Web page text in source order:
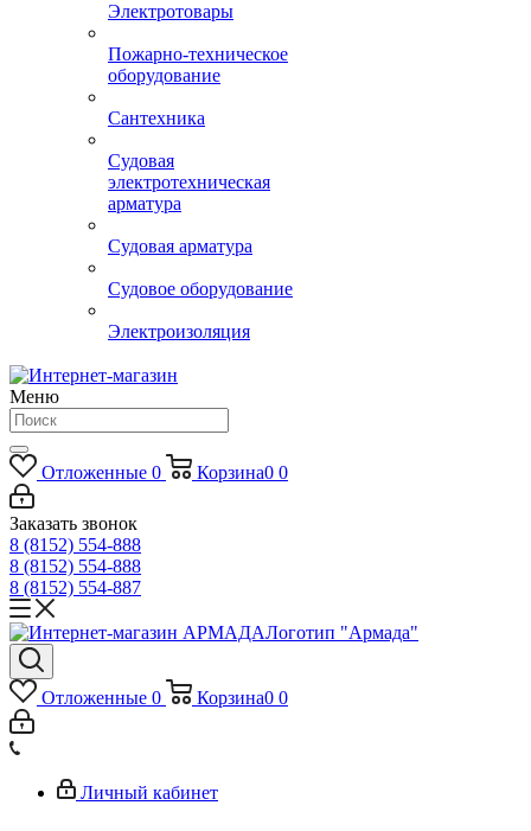
Электротовары
Пожарно-техническое
оборудование
Сантехника
Судовая
электротехническая
арматура
Судовая арматура
Судовое оборудование
Электроизоляция
Меню
Отложенные 0 Корзина0 0
Заказать звонок
8 (8152) 554-888
8 (8152) 554-888
8 (8152) 554-887
Логотип "Армада"
Отложенные 0 Корзина0 0
Личный кабинет